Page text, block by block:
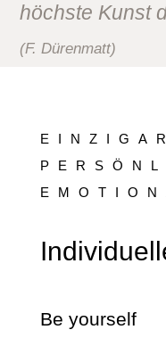
höchste Kunst
(F. Dürenmatt)
Be yourself